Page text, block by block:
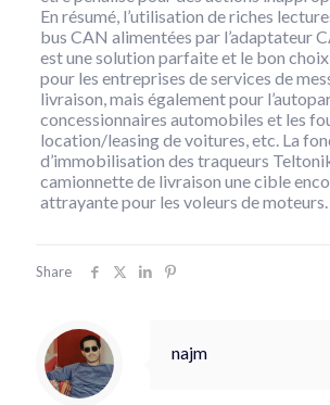
En résumé, l’utilisation de riches
bus CAN alimentées par l’adaptateur
est une solution parfaite et le bon
pour les entreprises de services de
livraison, mais également pour
concessionnaires automobiles et les
location/leasing de voitures, etc. La
d’immobilisation des traqueurs
camionnette de livraison une cible
attrayante pour les voleurs de moteurs.
Share
najm